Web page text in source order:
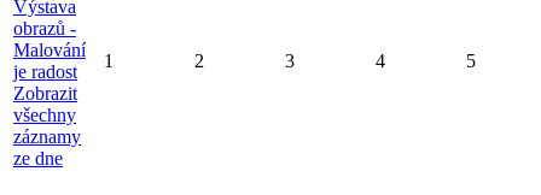
Výstava
obrazů -
Malování
je radost
Zobrazit
všechny
záznamy
ze dne
1 2 3 4 5